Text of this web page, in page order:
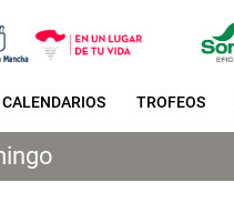
CALENDARIOS TROFEOS